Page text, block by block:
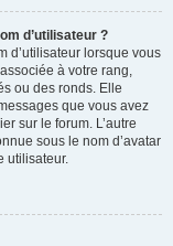
d’utilisateur ?
d’utilisateur lorsque vous
à votre rang,
ou des ronds. Elle
que vous avez
sur le forum. L’autre
sous le nom d’avatar
utilisateur.